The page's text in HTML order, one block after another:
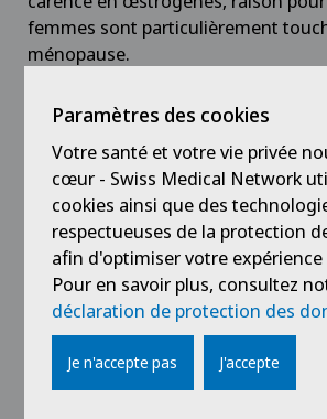
Cancer de la thyroïde (carcinome
Cancer du sein
Cancer pelvien
Cardiologie
Cardiologie interventionnelle
femmes sont particulièrement
ménopause.
L’ostéoporose est aussi favorisée
suivants :
Consommation d’alcool et
Absorption de boissons qui privent
calcium, par exemple une grande
de thé ou de café
Apport de calcium trop faible par
ex. alimentation végane)
Manque d’exercice
Paramètres des cookies
Votre santé et votre vie privée
cœur - Swiss Medical Network
cookies ainsi que des
respectueuses de la protection
afin d'optimiser votre expérience
Pour en savoir plus, consultez
déclaration de protection des
Je n'accepte pas J'accepte